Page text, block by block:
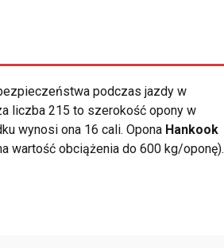
podczas jazdy w
liczba 215 to szerokość opony w
wynosi ona 16 cali. Opona Hankook
wartość obciążenia do 600 kg/oponę).